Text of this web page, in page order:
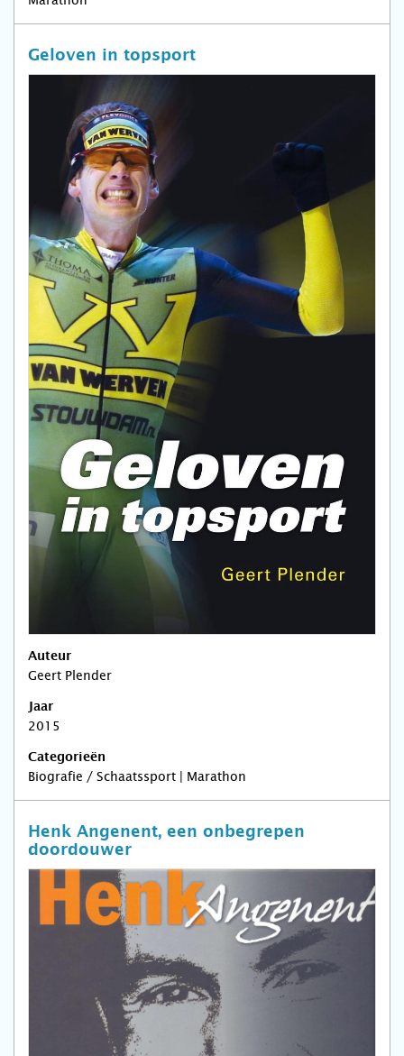
Geloven in topsport
Auteur
Geert Plender
Jaar
2015
Categorieën
Biografie / Schaatssport | Marathon
Henk Angenent, een onbegrepen
doordouwer